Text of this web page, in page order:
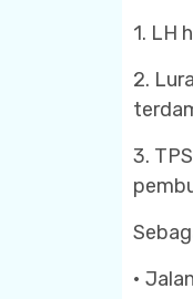
1. LH
2.
3.
•